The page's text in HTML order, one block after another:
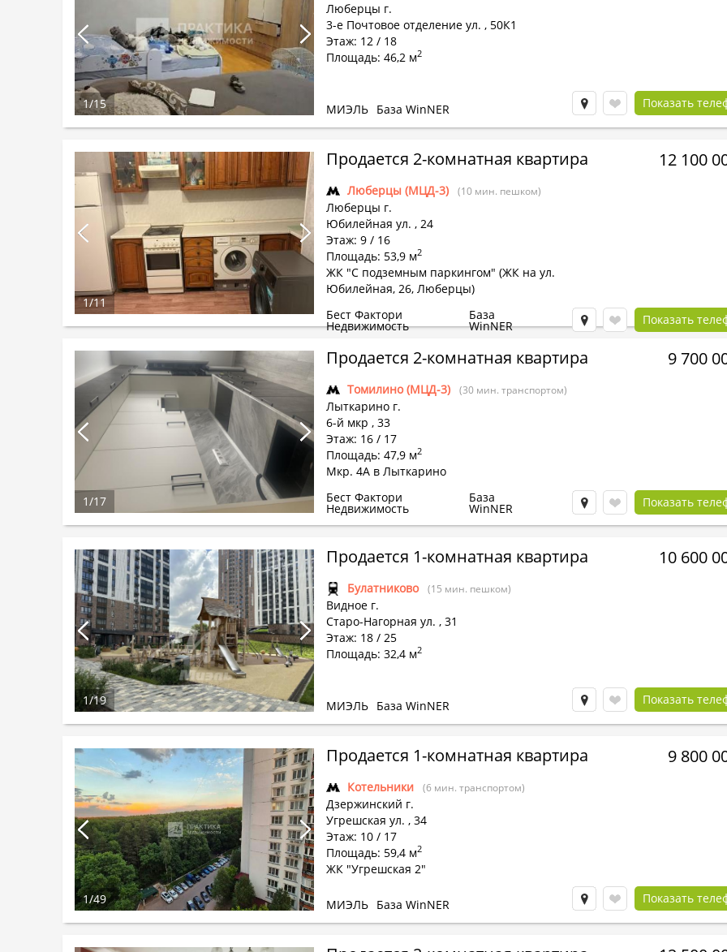
Люберцы г.
3-е Почтовое отделение ул. , 50К1
Этаж: 12 / 18
Площадь: 46,2 м2
МИЭЛЬ База WinNER Показать
1/15
Продается 2-комнатная квартира
Люберцы (МЦД-3) (10 мин. пешком)
Люберцы г.
Юбилейная ул. , 24
Этаж: 9 / 16
Площадь: 53,9 м2
ЖК "C подземным паркингом" (ЖК на ул.
Юбилейная, 26, Люберцы)
12 100
Бест Фактори
Недвижимость
База
WinNER Показать
1/11
Продается 2-комнатная квартира
Томилино (МЦД-3) (30 мин. транспортом)
Лыткарино г.
6-й мкр , 33
Этаж: 16 / 17
Площадь: 47,9 м2
Мкр. 4А в Лыткарино
9 700
Бест Фактори
Недвижимость
База
WinNER Показать
1/17
Продается 1-комнатная квартира
Булатниково (15 мин. пешком)
Видное г.
Старо-Нагорная ул. , 31
Этаж: 18 / 25
Площадь: 32,4 м2
10 600
МИЭЛЬ База WinNER Показать
1/19
Продается 1-комнатная квартира
Котельники (6 мин. транспортом)
Дзержинский г.
Угрешская ул. , 34
Этаж: 10 / 17
Площадь: 59,4 м2
ЖК "Угрешская 2"
9 800
МИЭЛЬ База WinNER Показать
1/49